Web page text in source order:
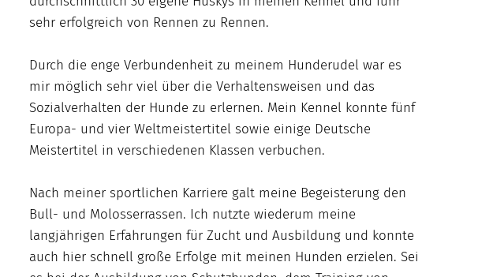
sehr erfolgreich von Rennen zu Rennen.
Durch die enge Verbundenheit zu meinem Hunderudel war es
mir möglich sehr viel über die Verhaltensweisen und das
Sozialverhalten der Hunde zu erlernen. Mein Kennel konnte fünf
Europa- und vier Weltmeistertitel sowie einige Deutsche
Meistertitel in verschiedenen Klassen verbuchen.
Nach meiner sportlichen Karriere galt meine Begeisterung den
Bull- und Molosserrassen. Ich nutzte wiederum meine
langjährigen Erfahrungen für Zucht und Ausbildung und konnte
auch hier schnell große Erfolge mit meinen Hunden erzielen. Sei